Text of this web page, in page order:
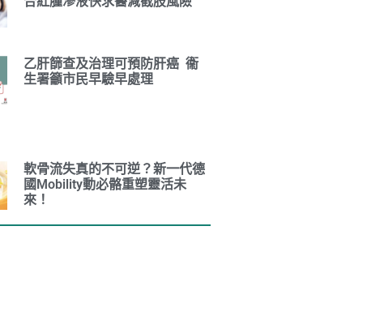
乙肝篩查及治理可預防肝癌 衞
生署籲市民早驗早處理
軟骨流失真的不可逆？新一代德
國Mobility動必骼重塑靈活未
來！